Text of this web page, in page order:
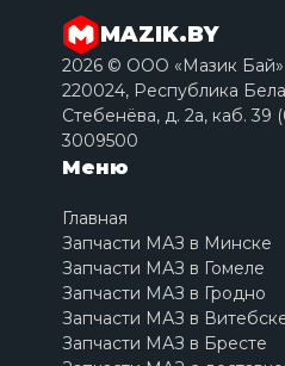
MAZIK.BY
2026 © ООО «Мазик
220024, Республика
Стебенёва, д. 2a, каб. 39
3009500
Меню
Главная
Запчасти МАЗ в Минске
Запчасти МАЗ в Гомеле
Запчасти МАЗ в Гродно
Запчасти МАЗ в
Запчасти МАЗ в Бресте